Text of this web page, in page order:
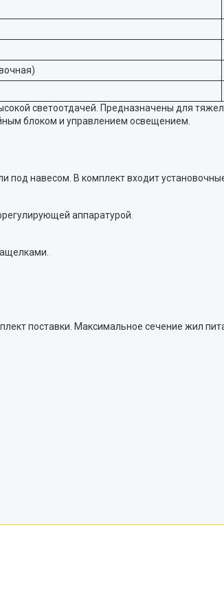
светоотдачей. Предназначены для
блоком и управлением освещением.
под навесом. В комплект входит
аппаратурой.
поставки. Максимальное сечение жил